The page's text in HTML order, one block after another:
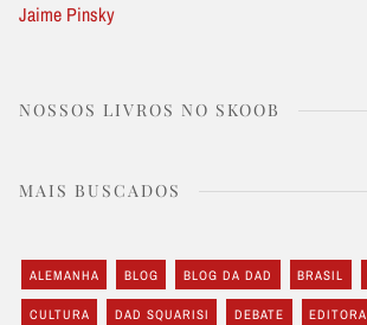
Jaime Pinsky
NOSSOS LIVROS NO SKOOB
MAIS BUSCADOS
ALEMANHA BLOG BLOG DA DAD BRASIL
CULTURA DAD SQUARISI DEBATE EDITORA